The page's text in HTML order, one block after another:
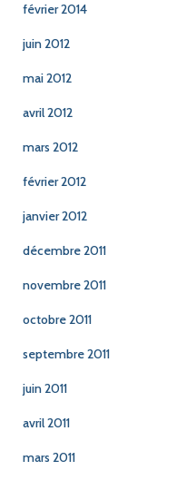
février 2014
juin 2012
mai 2012
avril 2012
mars 2012
février 2012
janvier 2012
décembre 2011
novembre 2011
octobre 2011
septembre 2011
juin 2011
avril 2011
mars 2011